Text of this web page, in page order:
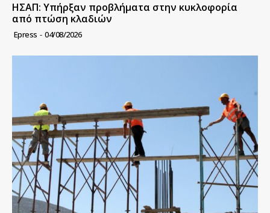
ΗΣΑΠ: Υπήρξαν προβλήματα στην κυκλοφορία
από πτώση κλαδιών
Epress - 04/08/2026